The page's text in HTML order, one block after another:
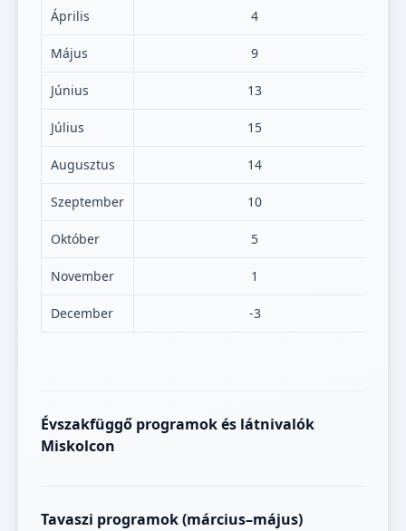
Április 4
Május 9
Június 13
Július 15
Augusztus 14
Szeptember 10
Október 5
November 1
December -3
Évszakfüggő programok és látnivalók
Miskolcon
Tavaszi programok (március–május)